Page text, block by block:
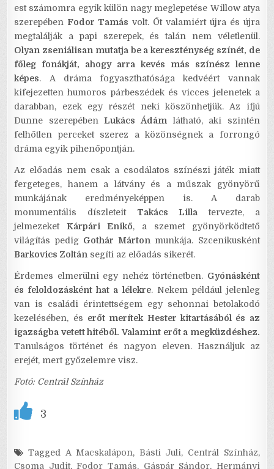
est számomra egyik külön nagy meglepetése Willow atya
szerepében Fodor Tamás volt. Őt valamiért újra és újra
megtalálják a papi szerepek, és talán nem véletlenül.
Olyan zseniálisan mutatja be a kereszténység színét, de
főleg fonákját, ahogy arra kevés más színész lenne
képes. A dráma fogyaszthatósága kedvéért vannak
kifejezetten humoros párbeszédek és vicces jelenetek a
darabban, ezek egy részét neki köszönhetjük. Az ifjú
Dunne szerepébenLukács Ádám látható, aki szintén
felhőtlen perceket szerez a közönségnek a forrongó
dráma egyik pihenőpontján.
Az előadás nem csak a csodálatos színészi játék miatt
fergeteges, hanem a látvány és a műszak gyönyörű
munkájának eredményeképpen is. A darab
monumentális díszleteit Takács Lillatervezte, a
jelmezeketKárpári Enikő, a szemet gyönyörködtető
világítás pedig Gothár Mártonmunkája. Szcenikusként
Barkovics Zoltán segíti az előadás sikerét.
Érdemes elmerülni egy nehéz történetben. Gyónásként
és feloldozásként hat a lélekre. Nekem például jelenleg
van is családi érintettségem egy sehonnai betolakodó
kezelésében, és erőt merítek Hester kitartásából és az
igazságba vetett hitéből. Valamint erőt a megküzdéshez.
Tanulságos történet és nagyon eleven. Használjuk az
erejét, mert győzelemre visz.
Fotó: Centrál Színház
3
Tagged A Macskalápon, Básti Juli, Centrál Színház,
Csoma Judit,Fodor Tamás, Gáspár Sándor, Hermányi